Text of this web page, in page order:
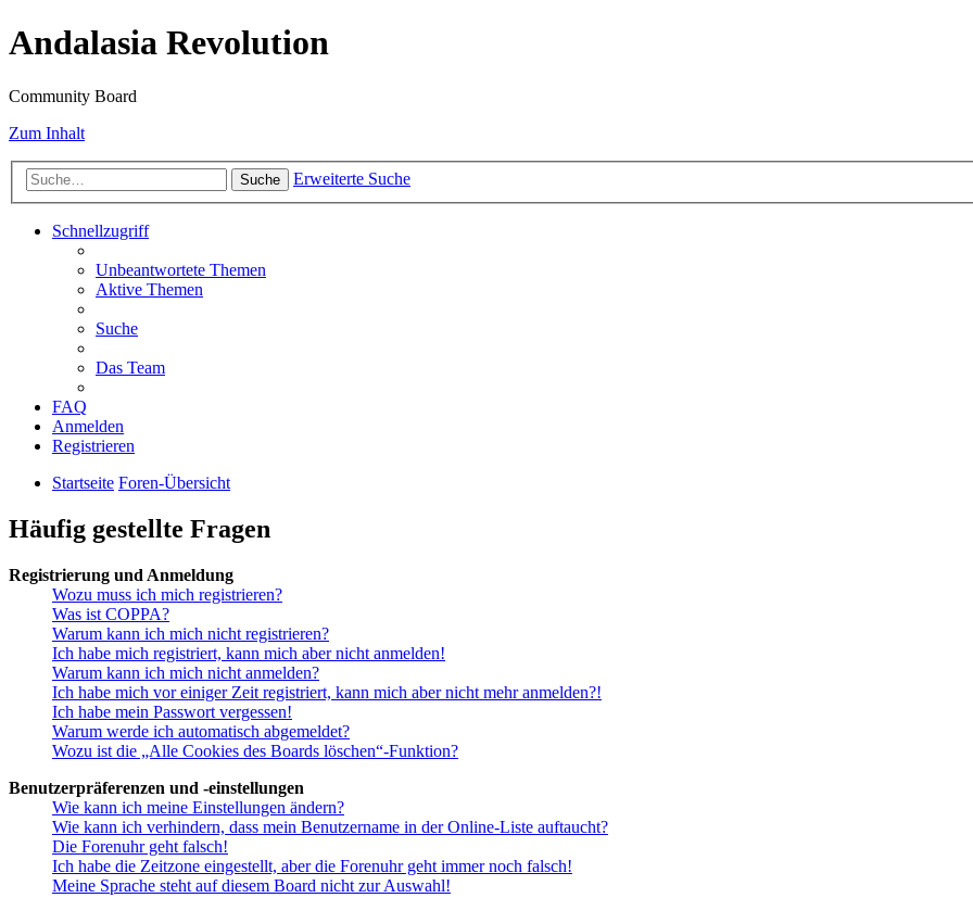
Andalasia Revolution
Community Board
Zum Inhalt
Suche Erweiterte Suche
Schnellzugriff
Unbeantwortete Themen
Aktive Themen
Suche
Das Team
FAQ
Anmelden
Registrieren
Startseite Foren-Übersicht
Häufig gestellte Fragen
Registrierung und Anmeldung
Wozu muss ich mich registrieren?
Was ist COPPA?
Warum kann ich mich nicht registrieren?
Ich habe mich registriert, kann mich aber nicht anmelden!
Warum kann ich mich nicht anmelden?
Ich habe mich vor einiger Zeit registriert, kann mich aber nicht mehr anmelden?!
Ich habe mein Passwort vergessen!
Warum werde ich automatisch abgemeldet?
Wozu ist die „Alle Cookies des Boards löschen“-Funktion?
Benutzerpräferenzen und -einstellungen
Wie kann ich meine Einstellungen ändern?
Wie kann ich verhindern, dass mein Benutzername in der Online-Liste auftaucht?
Die Forenuhr geht falsch!
Ich habe die Zeitzone eingestellt, aber die Forenuhr geht immer noch falsch!
Meine Sprache steht auf diesem Board nicht zur Auswahl!